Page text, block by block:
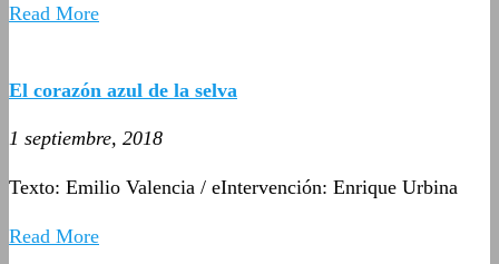
Read More
El corazón azul de la selva
1 septiembre, 2018
Texto: Emilio Valencia / eIntervención: Enrique Urbina
Read More